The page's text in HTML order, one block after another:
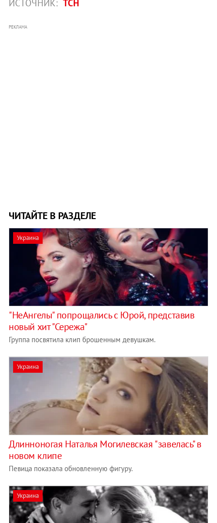
ИСТОЧНИК: ТСН
РЕКЛАМА
ЧИТАЙТЕ В РАЗДЕЛЕ
Украина
"НеАнгелы" попрощались с Юрой, представив
новый хит "Сережа"
Группа посвятила клип брошенным девушкам.
Украина
Длинноногая Наталья Могилевская "завелась" в
новом клипе
Певица показала обновленную фигуру.
Украина